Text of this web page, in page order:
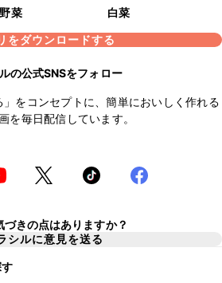
菜
白菜
をダウンロードする
の公式SNSをフォロー
」をコンセプトに、簡単においしく作れる
を毎日配信しています。
づきの点はありますか？
シルに意見を送る